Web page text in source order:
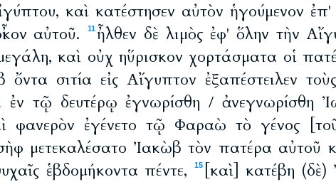
καὶ κατέστησεν αὐτὸν ἡγούμενον
αὐτοῦ.
11ἦλθεν δὲ λιμὸς ἐφ' ὅλην τὴν
καὶ οὐχ ηὕρισκον χορτάσματα οἱ
σιτία εἰς Αἴγυπτον ἐξαπέστειλεν
ἐν τῷ δευτέρῳ ἐγνωρίσθη / ἀνεγνωρίσθη
φανερὸν ἐγένετο τῷ Φαραὼ τὸ γένος
μετεκαλέσατο Ἰακὼβ τὸν πατέρα αὐτοῦ
ἑβδομήκοντα πέντε,
15
[καὶ] κατέβη (δὲ)